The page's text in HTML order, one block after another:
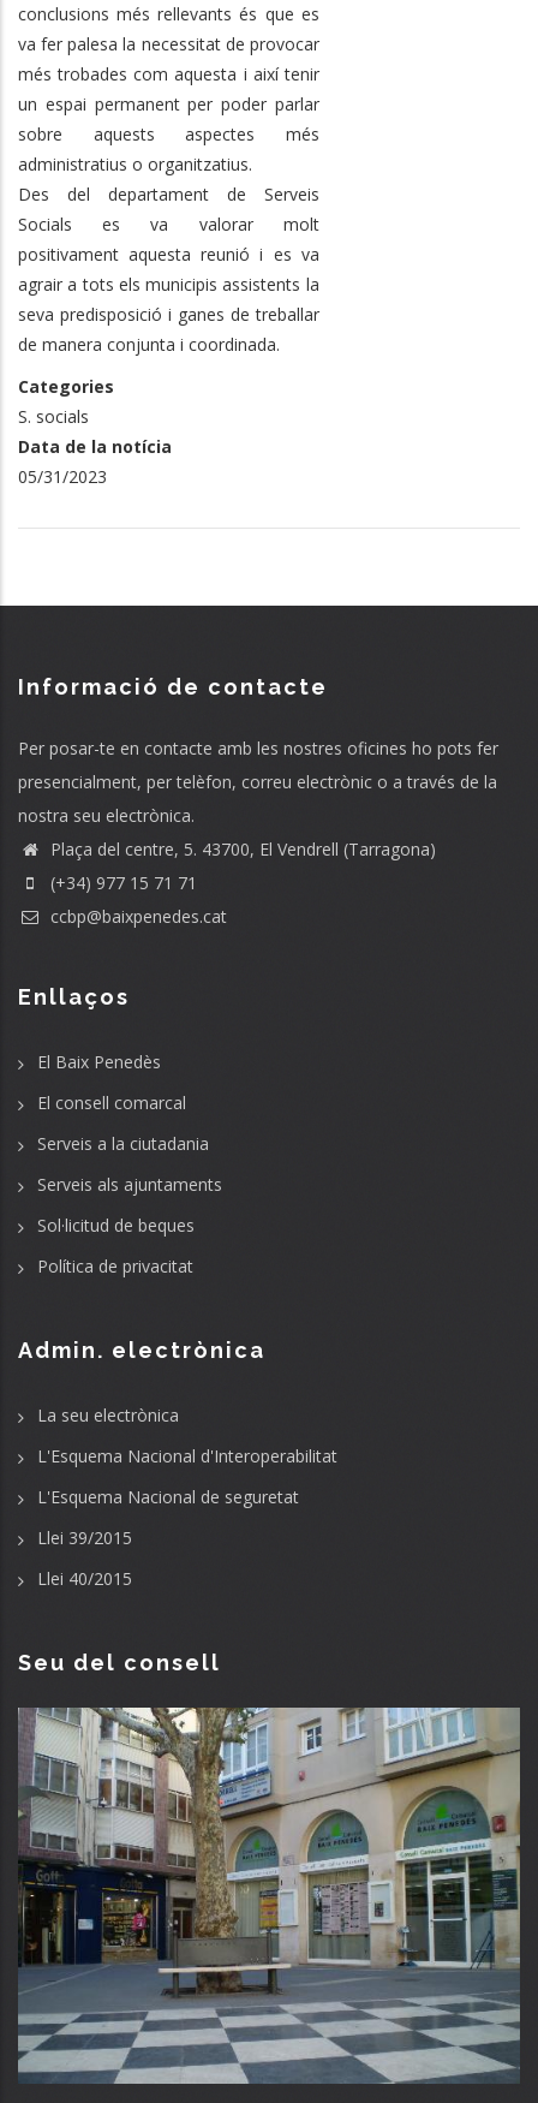
conclusions més rellevants és que es
va fer palesa la necessitat de provocar
més trobades com aquesta i així tenir
un espai permanent per poder parlar
sobre aquests aspectes més
administratius o organitzatius.
Des del departament de Serveis
Socials es va valorar molt
positivament aquesta reunió i es va
agrair a tots els municipis assistents la
seva predisposició i ganes de treballar
de manera conjunta i coordinada.
Categories
S. socials
Data de la notícia
05/31/2023
Informació de contacte
Per posar-te en contacte amb les nostres oficines ho pots fer
presencialment, per telèfon, correu electrònic o a través de la
nostra seu electrònica.
Plaça del centre, 5. 43700, El Vendrell (Tarragona)
(+34) 977 15 71 71
ccbp@baixpenedes.cat
Enllaços
El Baix Penedès
El consell comarcal
Serveis a la ciutadania
Serveis als ajuntaments
Sol·licitud de beques
Política de privacitat
Admin. electrònica
La seu electrònica
L'Esquema Nacional d'Interoperabilitat
L'Esquema Nacional de seguretat
Llei 39/2015
Llei 40/2015
Seu del consell